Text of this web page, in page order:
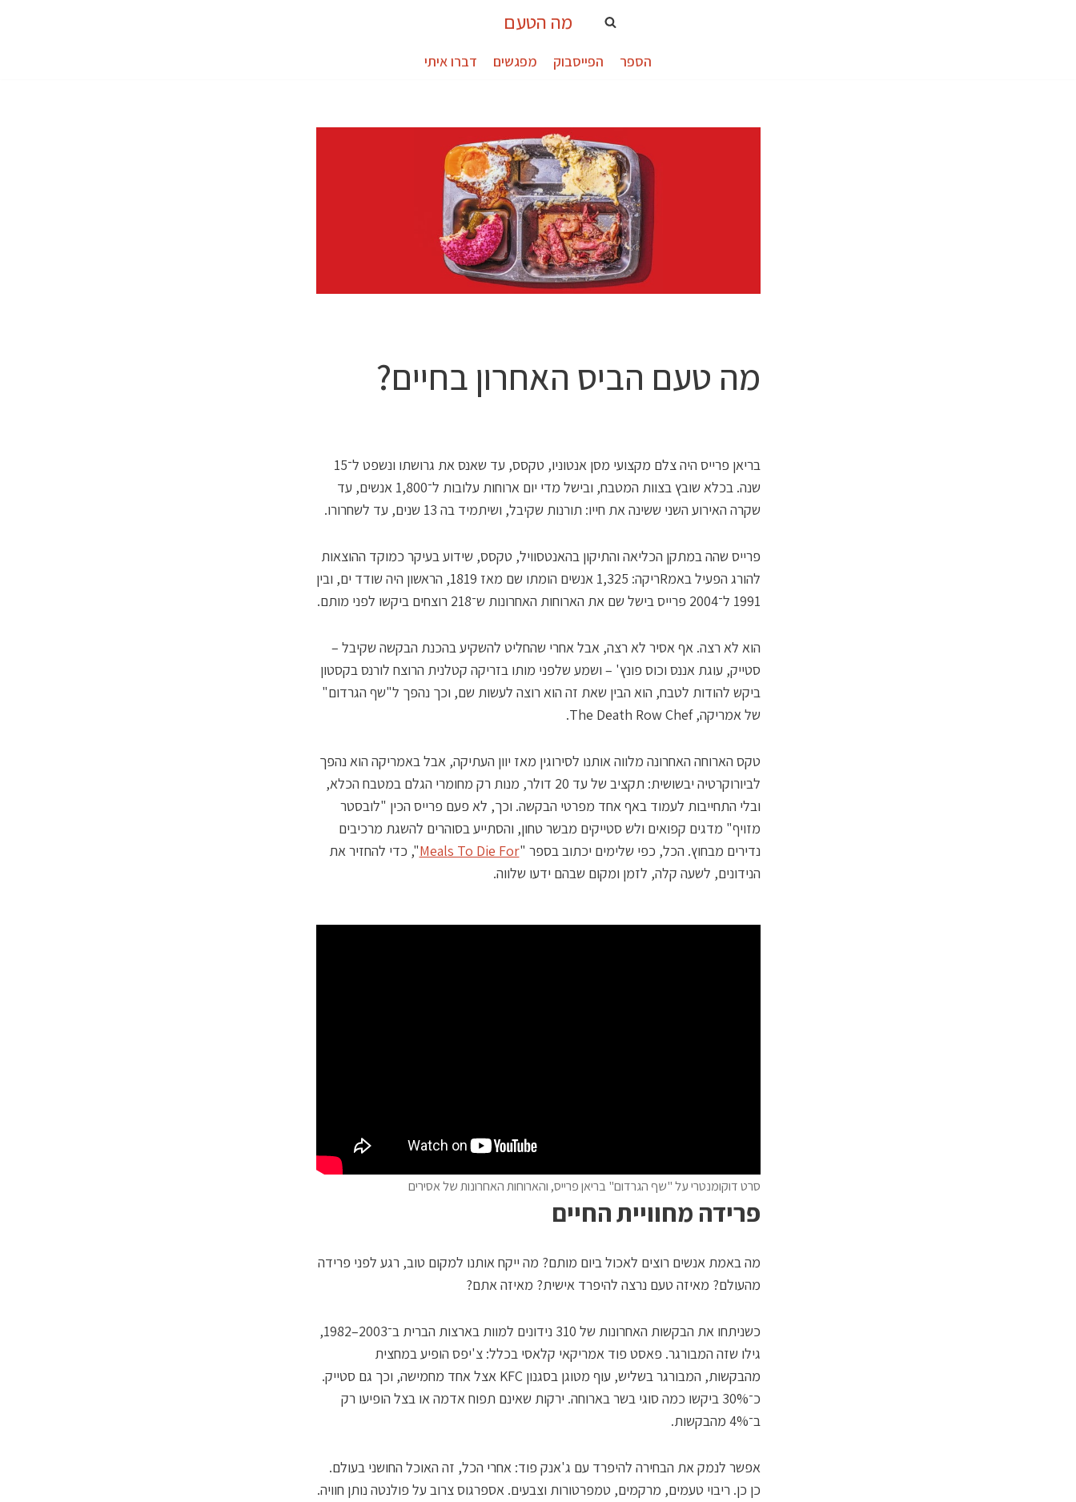
מה הטעם
הספר הפייסבוק מפגשים דברו איתי
מה טעם הביס האחרון בחיים?
בריאן פרייס היה צלם מקצועי מסן אנטוניו, טקסס, עד שאנס את גרושתו ונשפט ל־15
שנה. בכלא שובץ בצוות המטבח, ובישל מדי יום ארוחות עלובות ל־1,800 אנשים, עד
שקרה האירוע השני ששינה את חייו: תורנות שקיבל, ושיתמיד בה 13 שנים, עד לשחרורו.
פרייס שהה במתקן הכליאה והתיקון בהאנטסוויל, טקסס, שידוע בעיקר כמוקד ההוצאות
להורג הפעיל באמRריקה: 1,325 אנשים הומתו שם מאז 1819, הראשון היה שודד ים, ובין
1991 ל־2004 פרייס בישל שם את הארוחות האחרונות ש־218 רוצחים ביקשו לפני מותם.
הוא לא רצה. אף אסיר לא רצה, אבל אחרי שהחליט להשקיע בהכנת הבקשה שקיבל –
סטייק, עוגת אננס וכוס פונץ' – ושמע שלפני מותו בזריקה קטלנית הרוצח לורנס בקסטון
ביקש להודות לטבח, הוא הבין שאת זה הוא רוצה לעשות שם, וכך נהפך ל"שף הגרדום"
של אמריקה, The Death Row Chef.
טקס הארוחה האחרונה מלווה אותנו לסירוגין מאז יוון העתיקה, אבל באמריקה הוא נהפך
לביורוקרטיה יבשושית: תקציב של עד 20 דולר, מנות רק מחומרי הגלם במטבח הכלא,
ובלי התחייבות לעמוד באף אחד מפרטי הבקשה. וכך, לא פעם פרייס הכין "לובסטר
מזויף" מדגים קפואים ולש סטייקים מבשר טחון, והסתייע בסוהרים להשגת מרכיבים
נדירים מבחוץ. הכל, כפי שלימים יכתוב בספר "Meals To Die For", כדי להחזיר את
הנידונים, לשעה קלה, לזמן ומקום שבהם ידעו שלווה.
סרט דוקומנטרי על "שף הגרדום" בריאן פרייס, והארוחות האחרונות של אסירים
פרידה מחוויית החיים
מה באמת אנשים רוצים לאכול ביום מותם? מה ייקח אותנו למקום טוב, רגע לפני פרידה
מהעולם? מאיזה טעם נרצה להיפרד אישית? מאיזה אתם?
כשניתחו את הבקשות האחרונות של 310 נידונים למוות בארצות הברית ב־2003–1982,
גילו שזה המבורגר. פאסט פוד אמריקאי קלאסי בכלל: צ'יפס הופיע במחצית
מהבקשות, המבורגר בשליש, עוף מטוגן בסגנון KFC אצל אחד מחמישה, וכך גם סטייק.
כ־30% ביקשו כמה סוגי בשר בארוחה. ירקות שאינם תפוח אדמה או בצל הופיעו רק
ב־4% מהבקשות.
אפשר לנמק את הבחירה להיפרד עם ג'אנק פוד: אחרי הכל, זה האוכל החושני בעולם.
כן כן. ריבוי טעמים, מרקמים, טמפרטורות וצבעים. אספרגוס צרוב על פולנטה נותן חוויה.